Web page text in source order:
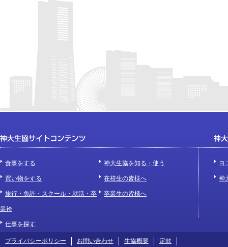
食事をする
買い物をする
旅行・免許・スクール・就活・卒
業袴
仕事を探す
神大生協を知る・使う
在校生の皆様へ
卒業生の皆様へ
ヨ
神
プライバシーポリシー お問い合わせ 生協概要 定款